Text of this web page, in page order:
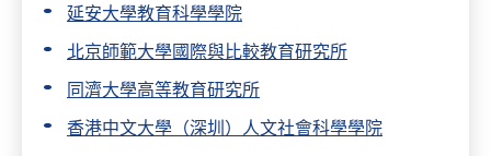
延安大學教育科學學院
北京師範大學國際與比較教育研究所
同濟大學高等教育研究所
香港中文大學（深圳）人文社會科學學院